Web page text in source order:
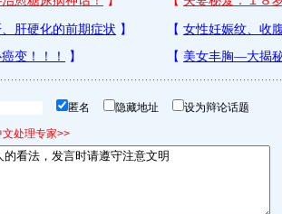
匿名 隐藏地址 设为辩论话题
处理专家>>